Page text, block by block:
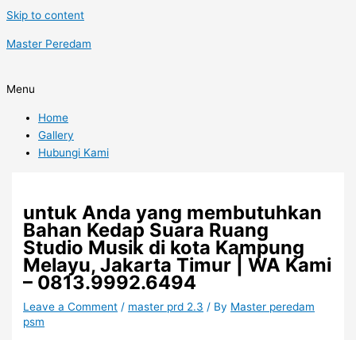
Skip to content
Master Peredam
Menu
Home
Gallery
Hubungi Kami
untuk Anda yang membutuhkan
Bahan Kedap Suara Ruang
Studio Musik di kota Kampung
Melayu, Jakarta Timur | WA Kami
– 0813.9992.6494
Leave a Comment / master prd 2.3 / By Master peredam
psm